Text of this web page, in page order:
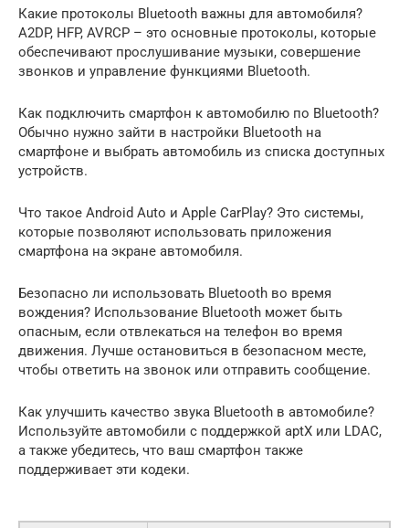
Какие протоколы Bluetooth важны для автомобиля?
A2DP, HFP, AVRCP – это основные протоколы, которые
обеспечивают прослушивание музыки, совершение
звонков и управление функциями Bluetooth.
Как подключить смартфон к автомобилю по Bluetooth?
Обычно нужно зайти в настройки Bluetooth на
смартфоне и выбрать автомобиль из списка доступных
устройств.
Что такое Android Auto и Apple CarPlay? Это системы,
которые позволяют использовать приложения
смартфона на экране автомобиля.
Безопасно ли использовать Bluetooth во время
вождения? Использование Bluetooth может быть
опасным, если отвлекаться на телефон во время
движения. Лучше остановиться в безопасном месте,
чтобы ответить на звонок или отправить сообщение.
Как улучшить качество звука Bluetooth в автомобиле?
Используйте автомобили с поддержкой aptX или LDAC,
а также убедитесь, что ваш смартфон также
поддерживает эти кодеки.